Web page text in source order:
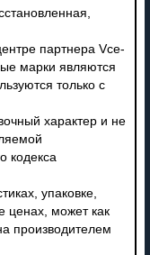
партнера Vce-
марки являются
только с
характер и не
кодекса
упаковке,
ценах, может как
производителем